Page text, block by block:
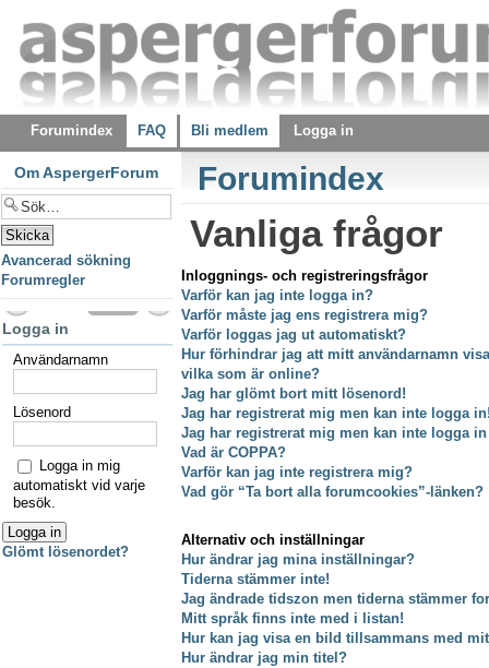
Forumindex FAQ Bli medlem Logga in
Forumindex
Vanliga frågor
Inloggnings- och registreringsfrågor
Varför kan jag inte logga in?
Varför måste jag ens registrera mig?
Varför loggas jag ut automatiskt?
Hur förhindrar jag att mitt användarnamn
vilka som är online?
Jag har glömt bort mitt lösenord!
Jag har registrerat mig men kan inte logga
Jag har registrerat mig men kan inte logga
Vad är COPPA?
Varför kan jag inte registrera mig?
Vad gör “Ta bort alla forumcookies”-länken?
Alternativ och inställningar
Hur ändrar jag mina inställningar?
Tiderna stämmer inte!
Jag ändrade tidszon men tiderna stämmer
Mitt språk finns inte med i listan!
Hur kan jag visa en bild tillsammans med
Hur ändrar jag min titel?
Om AspergerForum
Avancerad sökning
Forumregler
Logga in
Användarnamn
Lösenord
Logga in mig
automatiskt vid varje
besök.
Glömt lösenordet?